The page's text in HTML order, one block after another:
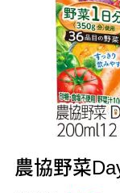
農協野菜